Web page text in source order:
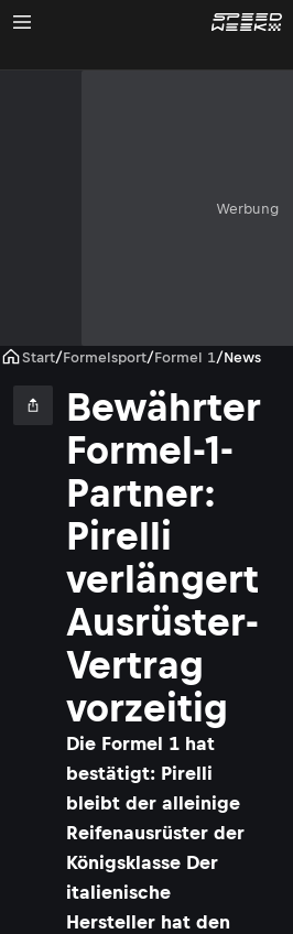
Werbung
Start/Formelsport/Formel 1/News
Bewährter
Formel-1-
Partner:
Pirelli
verlängert
Ausrüster-
Vertrag
vorzeitig
Die Formel 1 hat
bestätigt: Pirelli
bleibt der alleinige
Reifenausrüster der
Königsklasse Der
italienische
Hersteller hat den